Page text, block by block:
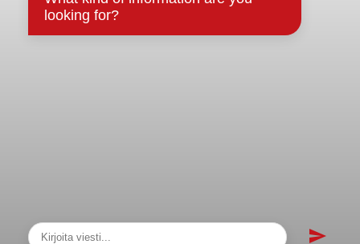
Tietosuoja
Tietosuojaselosteet